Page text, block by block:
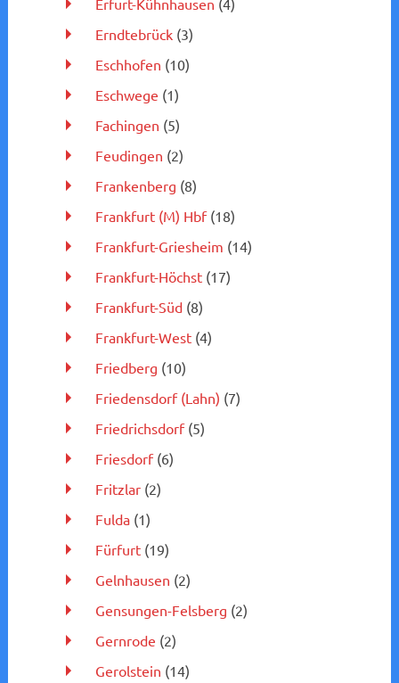
Erndtebrück(3)
Eschhofen (10)
Eschwege (1)
Fachingen (5)
Feudingen (2)
Frankenberg (8)
Frankfurt (M) Hbf(18)
Frankfurt-Griesheim (14)
Frankfurt-Höchst(17)
Frankfurt-Süd(8)
Frankfurt-West(4)
Friedberg (10)
Friedensdorf (Lahn) (7)
Friedrichsdorf(5)
Friesdorf(6)
Fritzlar(2)
Fulda(1)
Fürfurt(19)
Gelnhausen (2)
Gensungen-Felsberg (2)
Gernrode (2)
Gerolstein (14)